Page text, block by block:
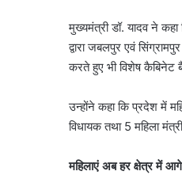
मुख्यमंत्री डॉ. यादव ने कहा
द्वारा जबलपुर एवं
करते हुए भी विशेष कैबिनेट
उन्होंने कहा कि प्रदेश में
विधायक तथा 5 महिला
महिलाएं अब हर क्षेत्र में आगे